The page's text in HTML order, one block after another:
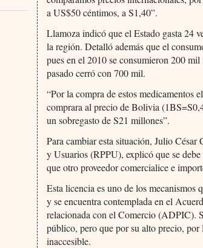
a US$50 céntimos, a S1,40”.
Llamoza indicó que el Estado gasta 24
la región. Detalló además que el
pues en el 2010 se consumieron 200
pasado cerró con 700 mil.
“Por la compra de estos medicamentos
comprara al precio de Bolivia
un sobregasto de S21 millones”.
Para cambiar esta situación, Julio César
y Usuarios (RPPU), explicó que se
que otro proveedor comercialice e
Esta licencia es uno de los mecanismos
y se encuentra contemplada en el
relacionada con el Comercio (ADPIC).
público, pero que por su alto precio,
inaccesible.